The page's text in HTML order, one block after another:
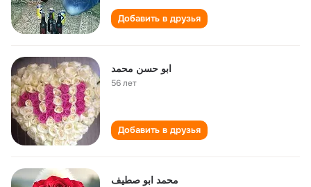
Добавить в друзья
ابو حسن محمد
56 лет
Добавить в друзья
محمد ابو صطيف